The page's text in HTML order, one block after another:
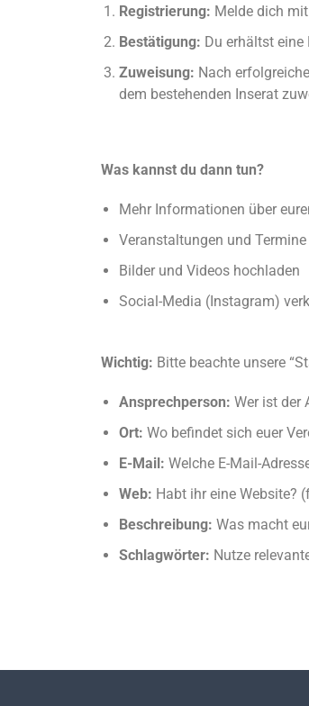
Registrierung: Melde dich
Bestätigung: Du erhältst
Zuweisung: Nach
dem bestehenden Inserat
Was kannst du dann tun?
Mehr Informationen über
Veranstaltungen und
Bilder und Videos hochladen
Social-Media (Instagram)
Wichtig: Bitte beachte unsere
Ansprechperson: Wer ist der
Ort: Wo befindet sich euer
E-Mail: Welche E-Mail-
Web: Habt ihr eine Website?
Beschreibung: Was macht
Schlagwörter: Nutze